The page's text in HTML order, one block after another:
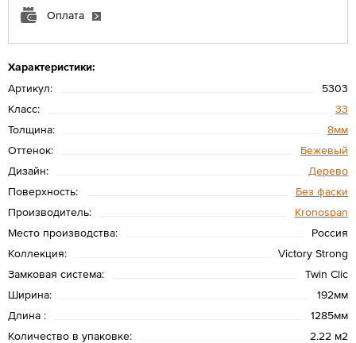
Характеристики:
Артикул:
5303
Класс:
33
Толщина:
8мм
Оттенок:
Бежевый
Дизайн:
Дерево
Поверхность:
Без фаски
Производитель:
Kronospan
Место производства:
Россия
Коллекция:
Victory Strong
Замковая система:
Twin Clic
Ширина:
192мм
Длина :
1285мм
Количество в упаковке:
2.22 м2
Оплата